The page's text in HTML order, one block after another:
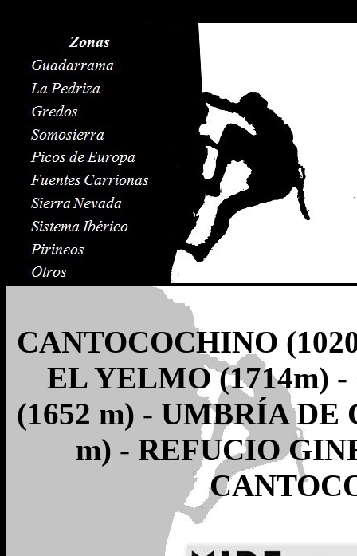
CANTOCOCHINO
EL YELMO (1714m)
(1652 m) - UMBRÍA DE
m) - REFUCIO